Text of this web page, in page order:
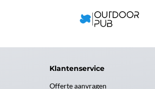
Klantenservice
Offerte aanvragen